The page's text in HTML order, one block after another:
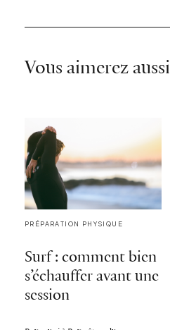
Vous aimerez aussi
PRÉPARATION PHYSIQUE
Surf : comment bien
s’échauffer avant une
session